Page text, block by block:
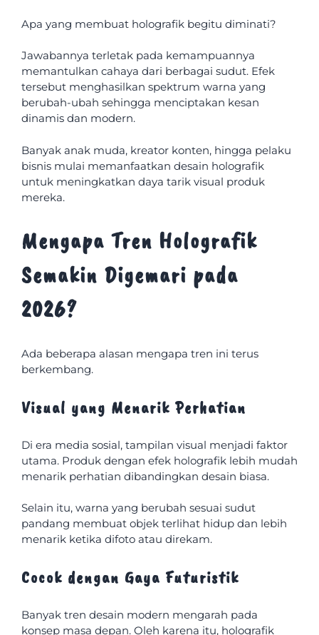
Apa yang membuat holografik begitu diminati?
Jawabannya terletak pada kemampuannya
memantulkan cahaya dari berbagai sudut. Efek
tersebut menghasilkan spektrum warna yang
berubah-ubah sehingga menciptakan kesan
dinamis dan modern.
Banyak anak muda, kreator konten, hingga pelaku
bisnis mulai memanfaatkan desain holografik
untuk meningkatkan daya tarik visual produk
mereka.
Mengapa Tren Holografik
Semakin Digemari pada
2026?
Ada beberapa alasan mengapa tren ini terus
berkembang.
Visual yang Menarik Perhatian
Di era media sosial, tampilan visual menjadi faktor
utama. Produk dengan efek holografik lebih mudah
menarik perhatian dibandingkan desain biasa.
Selain itu, warna yang berubah sesuai sudut
pandang membuat objek terlihat hidup dan lebih
menarik ketika difoto atau direkam.
Cocok dengan Gaya Futuristik
Banyak tren desain modern mengarah pada
konsep masa depan. Oleh karena itu, holografik